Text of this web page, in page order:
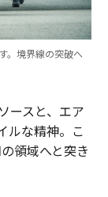
。境界線の突破へ
ースと、エア
ルな精神。こ
領域へと突き